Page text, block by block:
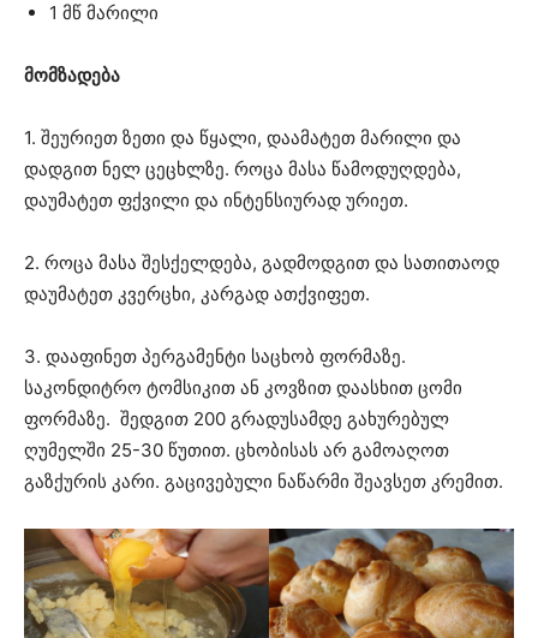
1 მწ მარილი
მომზადება
1. შეურიეთ ზეთი და წყალი, დაამატეთ მარილი და
დადგით ნელ ცეცხლზე. როცა მასა წამოდუღდება,
დაუმატეთ ფქვილი და ინტენსიურად ურიეთ.
2. როცა მასა შესქელდება, გადმოდგით და სათითაოდ
დაუმატეთ კვერცხი, კარგად ათქვიფეთ.
3. დააფინეთ პერგამენტი საცხობ ფორმაზე.
საკონდიტრო ტომსიკით ან კოვზით დაასხით ცომი
ფორმაზე. შედგით 200 გრადუსამდე გახურებულ
ღუმელში 25-30 წუთით. ცხობისას არ გამოაღოთ
გაზქურის კარი. გაცივებული ნაწარმი შეავსეთ კრემით.